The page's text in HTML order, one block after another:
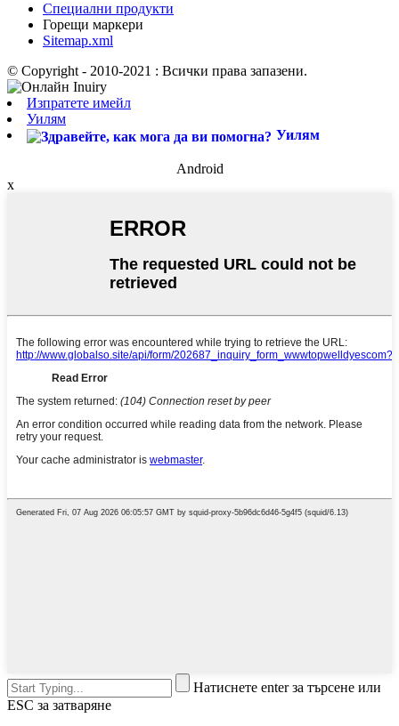
Специални продукти
Горещи маркери
Sitemap.xml
© Copyright - 2010-2021 : Всички права запазени.
Изпратете имейл
Уилям
Уилям
Android
x
Натиснете enter за търсене или
ESC за затваряне